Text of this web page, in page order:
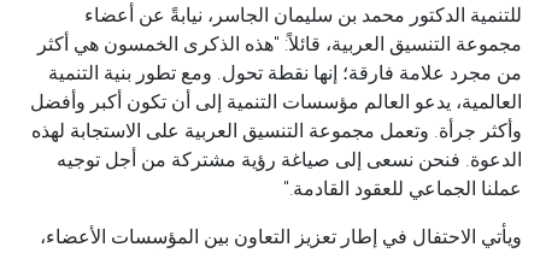
للتنمية الدكتور محمد بن سليمان الجاسر، نيابةً عن أعضاء
مجموعة التنسيق العربية، قائلاً: "هذه الذكرى الخمسون هي أكثر
من مجرد علامة فارقة؛ إنها نقطة تحول. ومع تطور بنية التنمية
العالمية، يدعو العالم مؤسسات التنمية إلى أن تكون أكبر وأفضل
وأكثر جرأة. وتعمل مجموعة التنسيق العربية على الاستجابة لهذه
الدعوة. فنحن نسعى إلى صياغة رؤية مشتركة من أجل توجيه
عملنا الجماعي للعقود القادمة."
ويأتي الاحتفال في إطار تعزيز التعاون بين المؤسسات الأعضاء،